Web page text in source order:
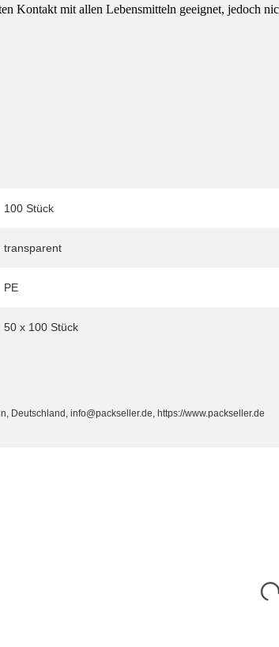
100 Stück
transparent
PE
50 x 100 Stück
Kontakt mit allen Lebensmitteln geeignet, jedoch
Deutschland, info@packseller.de, https://www.packseller.de